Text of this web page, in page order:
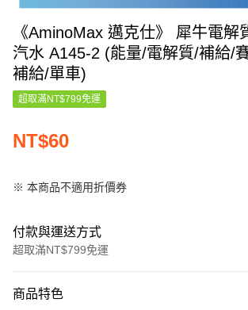
《AminoMax 邁克仕》 犀牛電解質能
汽水 A145-2 (能量/電解質/補給/賽事/運動/營養
補給/單車)
超取滿NT$799免運
NT$60
※ 本商品不適用折價券
付款與運送方式
超取滿NT$799免運
信用卡一次付款
商品特色